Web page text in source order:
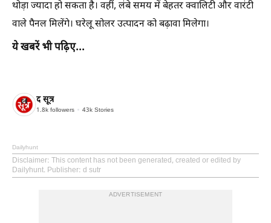
थोड़ा ज्यादा हो सकता है। वहीं, लंबे समय में बेहतर क्वालिटी और वारंटी
वाले पैनल मिलेंगे। घरेलू सोलर उत्पादन को बढ़ावा मिलेगा।
ये खबरें भी पढ़िए...
द सूत्र
1.8k followers 43k Stories
Dailyhunt
Disclaimer: This content has not been generated, created or edited by
Dailyhunt. Publisher: d sutr
ADVERTISEMENT